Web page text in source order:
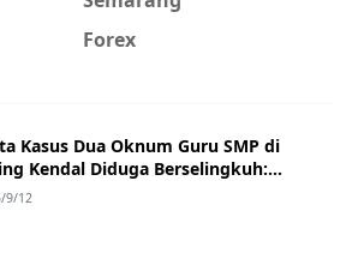
Forex
Kasus Dua Oknum Guru SMP di
Kendal Diduga Berselingkuh:
Pengakuan, hingga Sanksi
9/12